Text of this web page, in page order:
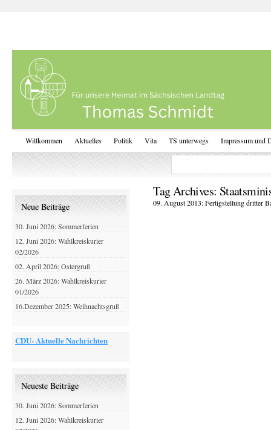
Willkommen Aktuelles Politik Vita TS unterwegs Impressum und
Tag Archives:
09. August 2013: Fertigstellung dritter
Neue Beiträge
30. Juni 2026: Sommerferien
12. Juni 2026: Wahlkreiskurier
02/2026
02. April 2026: Ostergruß
26. März 2026: Wahlkreiskurier
01/2026
16.Dezember 2025: Weihnachtsgruß
CDU- Aktuelle Nachrichten
Neueste Beiträge
30. Juni 2026: Sommerferien
12. Juni 2026: Wahlkreiskurier